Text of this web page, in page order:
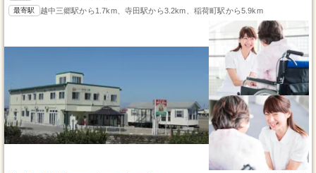
最寄駅 越中三郷駅から1.7km、寺田駅から3.2km、稲荷町駅から5.9km